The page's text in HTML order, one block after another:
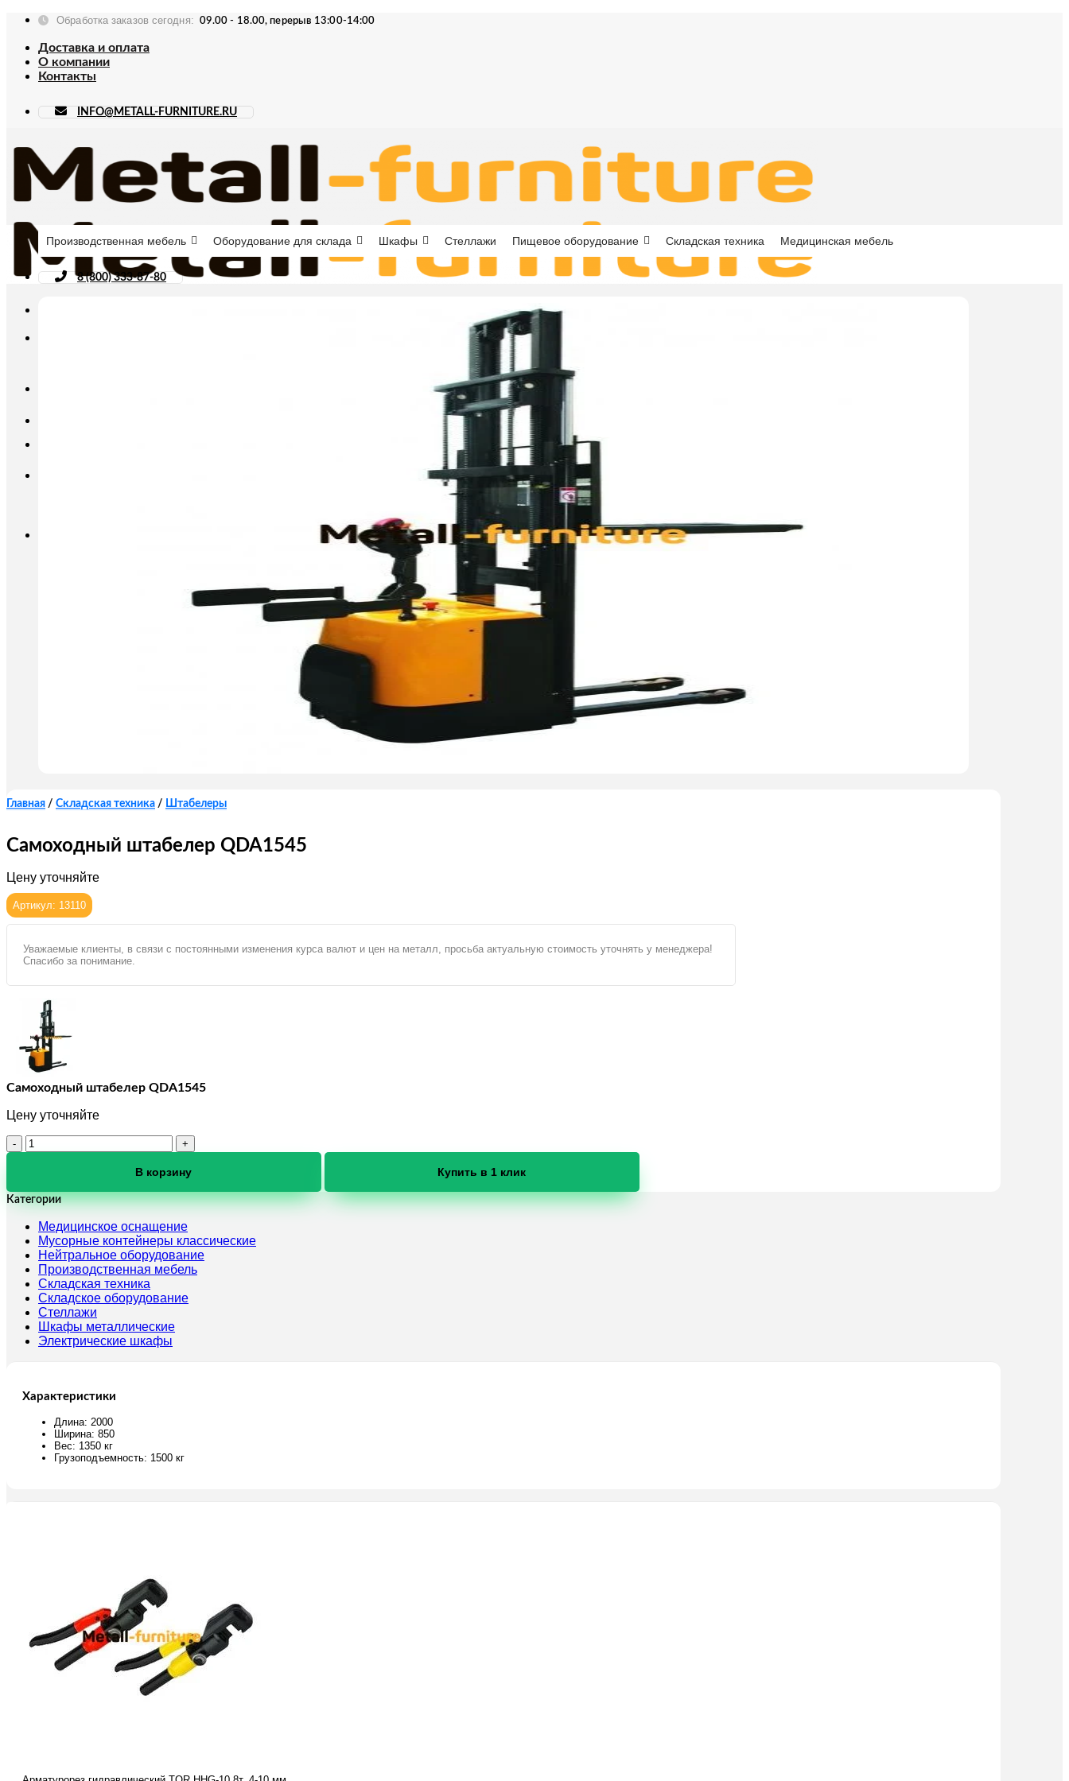
Skip
content
Обработка заказов сегодня: 09.00 - 18.00, перерыв 13:00-14:00
Доставка и оплата
О компании
Контакты
INFO@METALL-FURNITURE.RU
Производственная мебель Оборудование для склада Шкафы Стеллажи Пищевое оборудование Складская техника Медицинская мебель
8 (800) 333-87-80
Главная / Складская техника / Штабелеры
Самоходный штабелер QDA1545
Цену уточняйте
Артикул: 13110
Уважаемые клиенты, в связи с постоянными изменения курса валют и цен на металл, просьба актуальную стоимость уточнять у менеджера!
Спасибо за понимание.
Самоходный штабелер QDA1545
Цену уточняйте
Количество
товара
QDA1545
В корзину Купить в 1 клик
Категории
Медицинское оснащение
Мусорные контейнеры классические
Нейтральное оборудование
Производственная мебель
Складская техника
Складское оборудование
Стеллажи
Шкафы металлические
Электрические шкафы
Характеристики
Длина: 2000
Ширина: 850
Вес: 1350 кг
Грузоподъемность: 1500 кг